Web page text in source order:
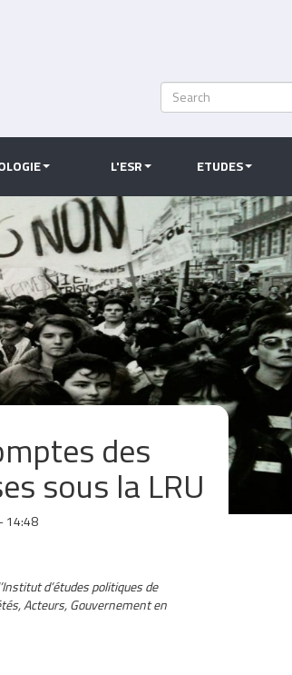
Rechercher
Search
L'ESR ETUDES
des
sous la LRU
14:48
d’études politiques de
Acteurs, Gouvernement en